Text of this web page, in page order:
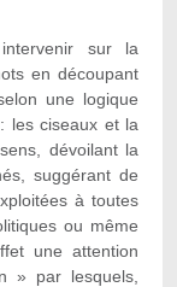
sur la
en découpant
une logique
les ciseaux et la
dévoilant la
suggérant de
à toutes
ou même
une attention
» par lesquels,